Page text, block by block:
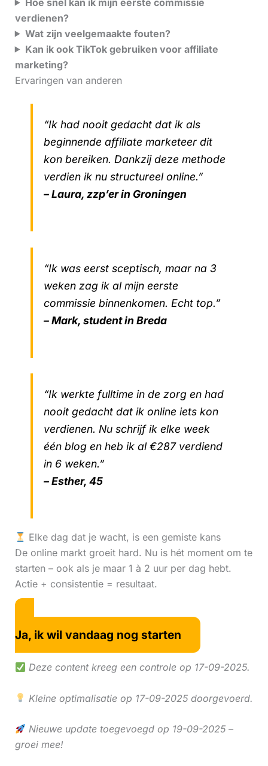
verdienen?
Wat zijn veelgemaakte fouten?
Kan ik ook TikTok gebruiken voor affiliate
marketing?
Ervaringen van anderen
“Ik had nooit gedacht dat ik als
beginnende affiliate marketeer dit
kon bereiken. Dankzij deze methode
verdien ik nu structureel online.”
– Laura, zzp’er in Groningen
“Ik was eerst sceptisch, maar na 3
weken zag ik al mijn eerste
commissie binnenkomen. Echt top.”
– Mark, student in Breda
“Ik werkte fulltime in de zorg en had
nooit gedacht dat ik online iets kon
verdienen. Nu schrijf ik elke week
één blog en heb ik al €287 verdiend
in 6 weken.”
– Esther, 45
Elke dag dat je wacht, is een gemiste kans
De online markt groeit hard. Nu is hét moment om te
starten – ook als je maar 1 à 2 uur per dag hebt.
Actie + consistentie = resultaat.
Ja, ik wil vandaag nog starten
Deze content kreeg een controle op 17-09-2025.
Kleine optimalisatie op 17-09-2025 doorgevoerd.
Nieuwe update toegevoegd op 19-09-2025 –
groei mee!